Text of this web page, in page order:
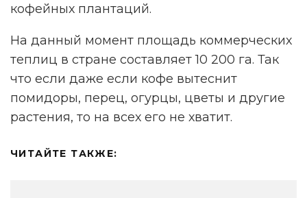
кофейных плантаций.
На данный момент площадь коммерческих
теплиц в стране составляет 10 200 га. Так
что если даже если кофе вытеснит
помидоры, перец, огурцы, цветы и другие
растения, то на всех его не хватит.
ЧИТАЙТЕ ТАКЖЕ: